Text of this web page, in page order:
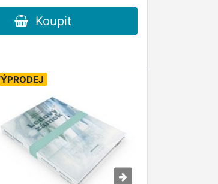
Koupit